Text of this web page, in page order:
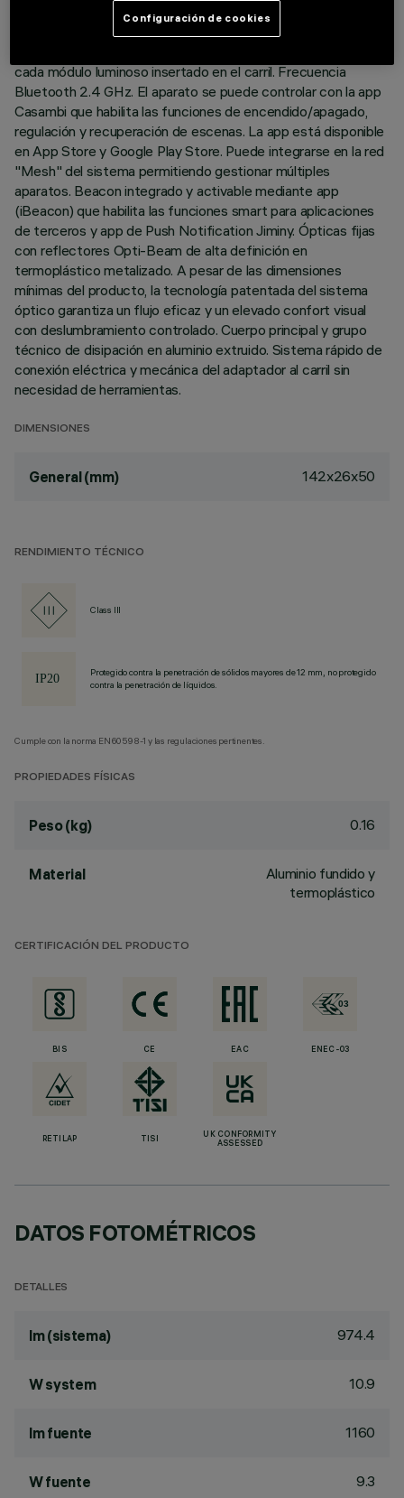
adaptador en material termoplástico incluye el circuito driver
DC/DC con protocolo Bluetooth. La tecnología integrada
cada módulo luminoso insertado en el carril. Frecuencia
Bluetooth 2.4 GHz. El aparato se puede controlar con la app
Casambi que habilita las funciones de encendido/apagado,
regulación y recuperación de escenas. La app está disponible
en App Store y Google Play Store. Puede integrarse en la red
"Mesh" del sistema permitiendo gestionar múltiples
aparatos. Beacon integrado y activable mediante app
(iBeacon) que habilita las funciones smart para aplicaciones
de terceros y app de Push Notification Jiminy. Ópticas fijas
con reflectores Opti-Beam de alta definición en
termoplástico metalizado. A pesar de las dimensiones
mínimas del producto, la tecnología patentada del sistema
óptico garantiza un flujo eficaz y un elevado confort visual
con deslumbramiento controlado. Cuerpo principal y grupo
técnico de disipación en aluminio extruido. Sistema rápido de
conexión eléctrica y mecánica del adaptador al carril sin
necesidad de herramientas.
DIMENSIONES
General (mm) 142x26x50
RENDIMIENTO TÉCNICO
Class III
Protegido contra la penetración de sólidos mayores de 12 mm, no protegido
contra la penetración de líquidos.
Cumple con la norma EN60598-1 y las regulaciones pertinentes.
PROPIEDADES FÍSICAS
Peso (kg) 0.16
Material
Aluminio fundido y
termoplástico
CERTIFICACIÓN DEL PRODUCTO
BIS CE EAC ENEC-03
RETILAP TISI
UK CONFORMITY
ASSESSED
DATOS FOTOMÉTRICOS
DETALLES
lm (sistema) 974.4
W system 10.9
lm fuente 1160
W fuente 9.3
Configuración de cookies